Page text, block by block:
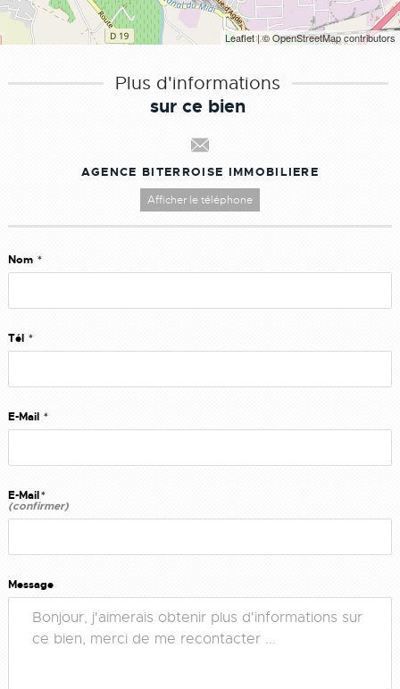
Leaflet| © OpenStreetMap contributors
Plus d'informations
sur ce bien
AGENCE BITERROISE IMMOBILIERE
Afficher le téléphone
Nom *
Tél *
E-Mail *
E-Mail*
(confirmer)
Message